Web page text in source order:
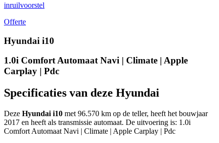
inruilvoorstel
Offerte
Hyundai i10
1.0i Comfort Automaat Navi | Climate | Apple
Carplay | Pdc
Specificaties van deze Hyundai
Deze Hyundai i10 met 96.570 km op de teller, heeft het bouwjaar
2017 en heeft als transmissie automaat. De uitvoering is: 1.0i
Comfort Automaat Navi | Climate | Apple Carplay | Pdc